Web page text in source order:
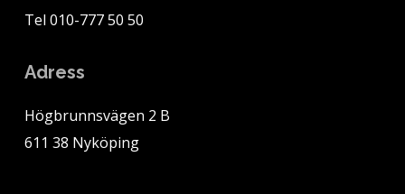
Tel 010-777 50 50
Adress
Högbrunnsvägen 2 B
611 38 Nyköping